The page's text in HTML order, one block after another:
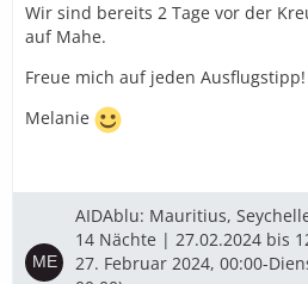
Wir sind bereits 2 Tage vor der
auf Mahe.
Freue mich auf jeden Ausflugstipp!
Melanie
AIDAblu: Mauritius,
14 Nächte | 27.02.2024 bis
27. Februar 2024, 00:00-